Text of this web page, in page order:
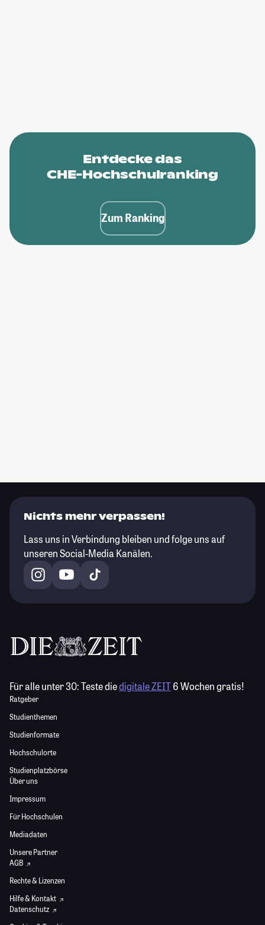
Entdecke das
CHE-Hochschulranking
Zum Ranking
Nichts mehr verpassen!
Lass uns in Verbindung bleiben und folge uns auf
unseren Social-Media Kanälen.
Für alle unter 30:Teste diedigitale ZEIT6 Wochen gratis!
Ratgeber
Studienthemen
Studienformate
Hochschulorte
Studienplatzbörse
Über uns
Impressum
Für Hochschulen
Mediadaten
Unsere Partner
AGB
Rechte & Lizenzen
Hilfe & Kontakt
Datenschutz